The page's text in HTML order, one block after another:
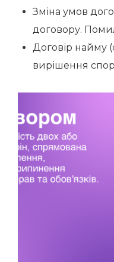
Зміна умов
договору.
Договір найму
вирішення